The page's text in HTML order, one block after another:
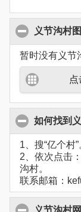
义节沟村
暂时没有义节
如何找到
1、搜“亿个村”
2、依次点击
沟村。
联系邮箱：